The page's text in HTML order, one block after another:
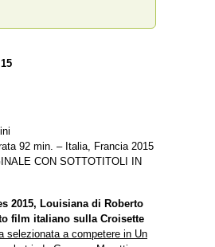
92 min. – Italia, Francia 2015
CON SOTTOTITOLI IN
2015, Louisiana di Roberto
film italiano sulla Croisette
selezionata a competere in Un